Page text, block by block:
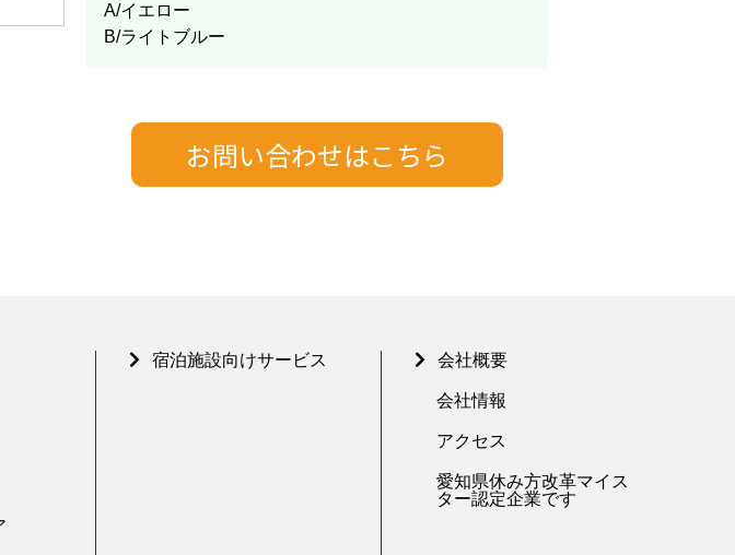
A/イエロー
B/ライトブルー
宿泊施設向けサービス 会社概要
会社情報
アクセス
愛知県休み方改革マイス
ター認定企業です